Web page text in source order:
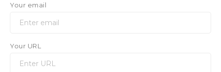
Your email
Your URL